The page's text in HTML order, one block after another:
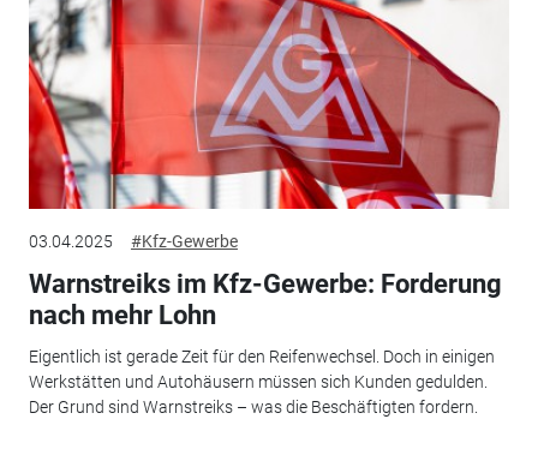
03.04.2025 #Kfz-Gewerbe
Warnstreiks im Kfz-Gewerbe: Forderung
nach mehr Lohn
Eigentlich ist gerade Zeit für den Reifenwechsel. Doch in einigen
Werkstätten und Autohäusern müssen sich Kunden gedulden.
Der Grund sind Warnstreiks – was die Beschäftigten fordern.